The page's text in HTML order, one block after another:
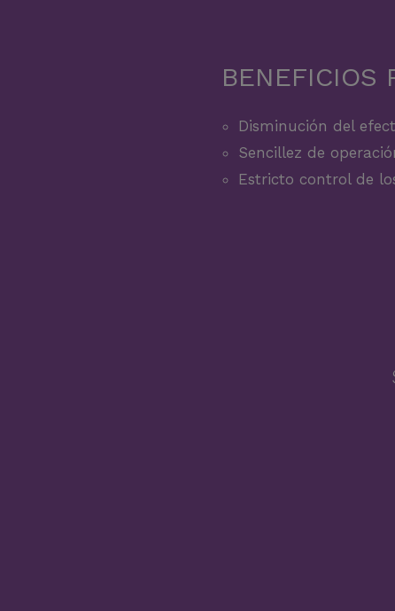
BENEFICIOS
Disminución del
Sencillez de
Estricto control de